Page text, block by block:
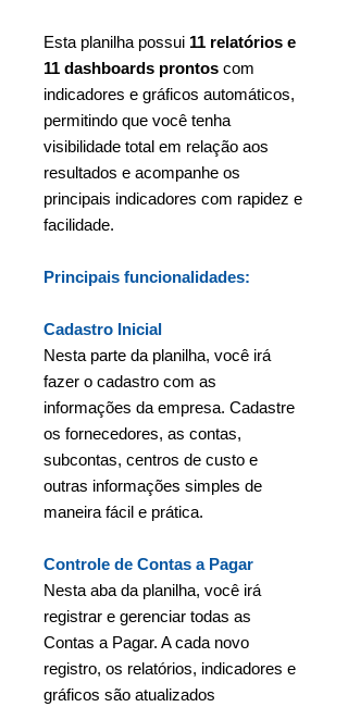
Esta planilha possui 11 relatórios e
11 dashboards prontos com
indicadores e gráficos automáticos,
permitindo que você tenha
visibilidade total em relação aos
resultados e acompanhe os
principais indicadores com rapidez e
facilidade.
Principais funcionalidades:
Cadastro Inicial
Nesta parte da planilha, você irá
fazer o cadastro com as
informações da empresa. Cadastre
os fornecedores, as contas,
subcontas, centros de custo e
outras informações simples de
maneira fácil e prática.
Controle de Contas a Pagar
Nesta aba da planilha, você irá
registrar e gerenciar todas as
Contas a Pagar. A cada novo
registro, os relatórios, indicadores e
gráficos são atualizados